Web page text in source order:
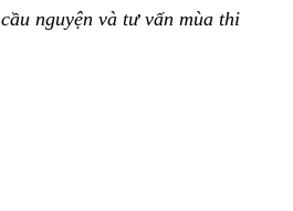
nguyện và tư vấn mùa thi